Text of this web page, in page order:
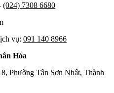
(024) 7308 6680
vụ: 091 140 8966
Hòa
Phường Tân Sơn Nhất, Thành